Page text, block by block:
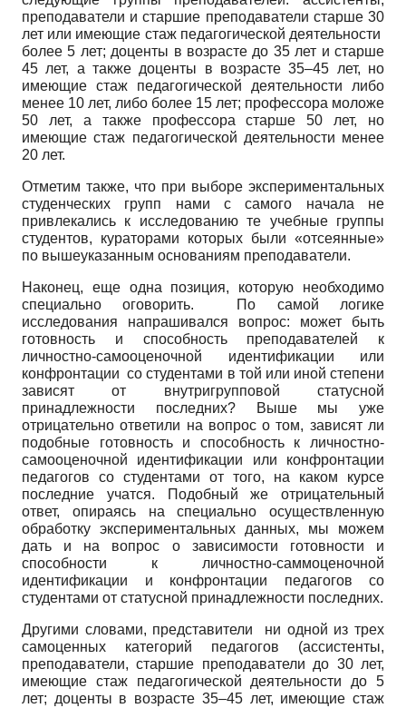
преподаватели и старшие преподаватели старше 30
лет или имеющие стаж педагогической деятельности
более 5 лет; доценты в возрасте до 35 лет и старше
45 лет, а также доценты в возрасте 35–45 лет, но
имеющие стаж педагогической деятельности либо
менее 10 лет, либо более 15 лет; профессора моложе
50 лет, а также профессора старше 50 лет, но
имеющие стаж педагогической деятельности менее
20 лет.
Отметим также, что при выборе экспериментальных
студенческих групп нами с самого начала не
привлекались к исследованию те учебные группы
студентов, кураторами которых были «отсеянные»
по вышеуказанным основаниям преподаватели.
Наконец, еще одна позиция, которую необходимо
специально оговорить. По самой логике
исследования напрашивался вопрос: может быть
готовность и способность преподавателей к
личностно-самооценочной идентификации или
конфронтации со студентами в той или иной степени
зависят от внутригрупповой статусной
принадлежности последних? Выше мы уже
отрицательно ответили на вопрос о том, зависят ли
подобные готовность и способность к личностно-
самооценочной идентификации или конфронтации
педагогов со студентами от того, на каком курсе
последние учатся. Подобный же отрицательный
ответ, опираясь на специально осуществленную
обработку экспериментальных данных, мы можем
дать и на вопрос о зависимости готовности и
способности к личностно-саммоценочной
идентификации и конфронтации педагогов со
студентами от статусной принадлежности последних.
Другими словами, представители ни одной из трех
самоценных категорий педагогов (ассистенты,
преподаватели, старшие преподаватели до 30 лет,
имеющие стаж педагогической деятельности до 5
лет; доценты в возрасте 35–45 лет, имеющие стаж